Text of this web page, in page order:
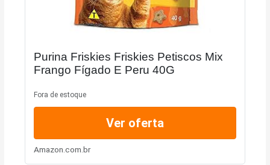
Purina Friskies Friskies Petiscos Mix
Frango Fígado E Peru 40G
Fora de estoque
Ver oferta
Amazon.com.br